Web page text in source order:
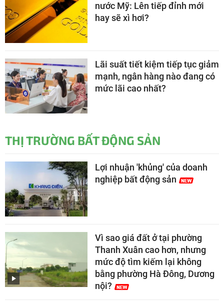
nước Mỹ: Lên tiếp đỉnh mới
hay sẽ xì hơi?
Lãi suất tiết kiệm tiếp tục giảm
mạnh, ngân hàng nào đang có
mức lãi cao nhất?
THỊ TRƯỜNG BẤT ĐỘNG SẢN
Lợi nhuận 'khủng' của doanh
nghiệp bất động sản
Vì sao giá đất ở tại phường
Thanh Xuân cao hơn, nhưng
mức độ tìm kiếm lại không
bằng phường Hà Đông, Dương
nội?